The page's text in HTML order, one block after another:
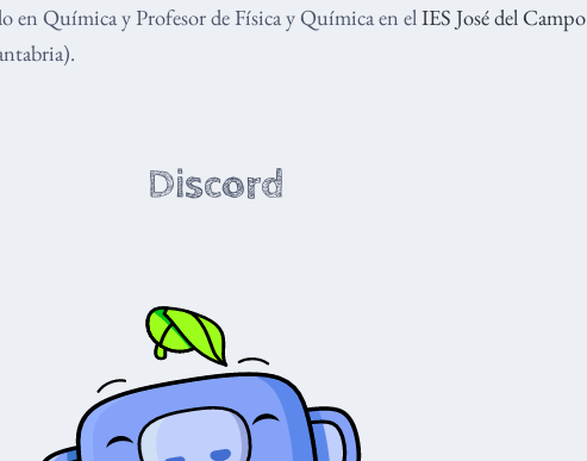
en Química y Profesor de Física y Química en el IES José del Campo
Discord